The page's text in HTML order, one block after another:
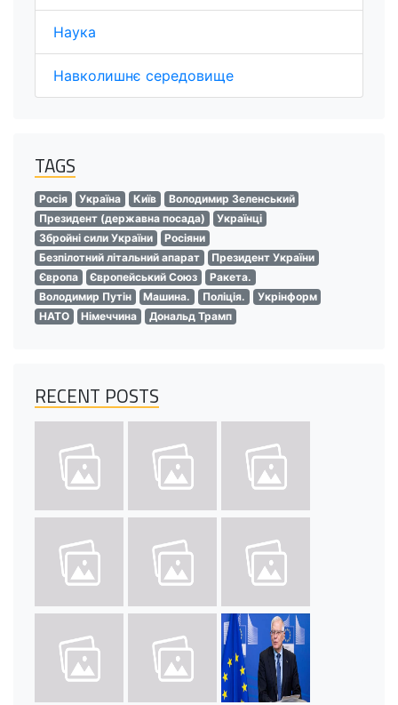
Наука
Навколишнє середовище
TAGS
Росія Україна Київ
Володимир Зеленський
Президент (державна посада)
Українці
Збройні сили України
Росіяни
Безпілотний літальний апарат
Президент України
Європа
Європейський Союз
Ракета.
Володимир Путін
Машина. Поліція.
Укрінформ
НАТО
Німеччина Дональд Трамп
RECENT POSTS